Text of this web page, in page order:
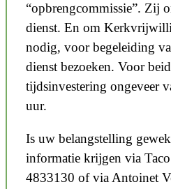
“opbrengcommissie”. Zij
dienst. En om
nodig, voor begeleiding
dienst bezoeken. Voor
tijdsinvestering ongeveer
uur.
Is uw belangstelling
informatie krijgen via
4833130 of via Antoinet